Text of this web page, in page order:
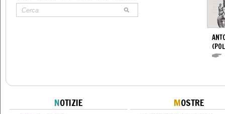
NOTIZIE MOSTRE